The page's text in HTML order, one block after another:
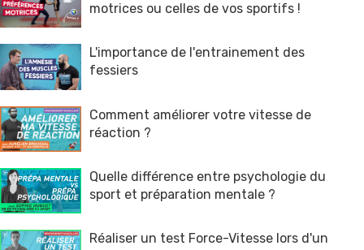
motrices ou celles de vos sportifs !
L'importance de l'entrainement des
fessiers
Comment améliorer votre vitesse de
réaction ?
Quelle différence entre psychologie du
sport et préparation mentale ?
Réaliser un test Force-Vitesse lors d'un